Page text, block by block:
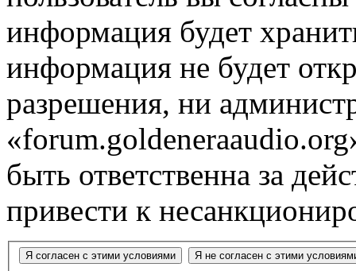
информация будет
информация не будет
разрешения, ни
быть ответственна за
привести к